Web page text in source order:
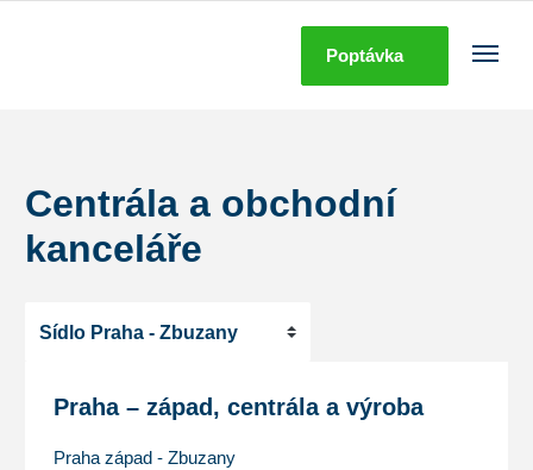
Poptávka
Centrála a obchodní
kanceláře
Praha – západ, centrála a výroba
Praha západ - Zbuzany